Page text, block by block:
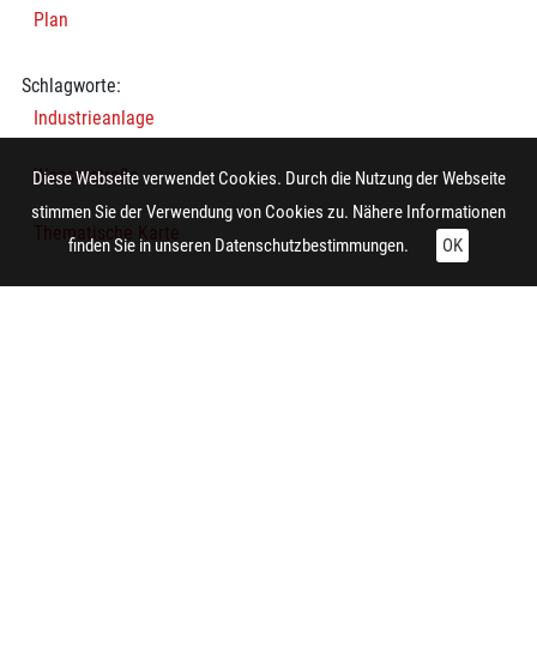
Plan
Schlagworte:
Industrieanlage
Wasserstraße
Thematische Karte
Diese Webseite verwendet Cookies. Durch die Nutzung der Webseite
stimmen Sie der Verwendung von Cookies zu. Nähere Informationen
finden Sie in unseren Datenschutzbestimmungen. OK